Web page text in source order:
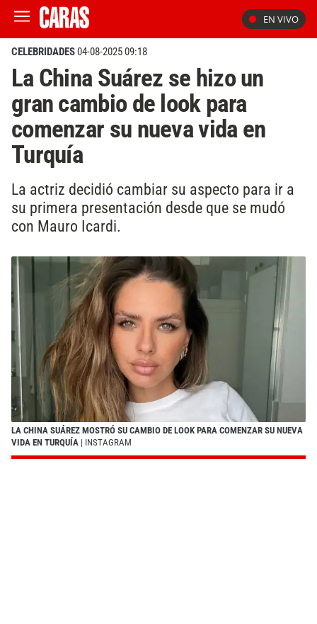
EN VIVO
CELEBRIDADES04-08-2025 09:18
La China Suárez se hizo un
gran cambio de look para
comenzar su nueva vida en
Turquía
La actriz decidió cambiar su aspecto para ir a
su primera presentación desde que se mudó
con Mauro Icardi.
LA CHINA SUÁREZ MOSTRÓ SU CAMBIO DE LOOK PARA COMENZAR SU NUEVA
VIDA EN TURQUÍA | INSTAGRAM